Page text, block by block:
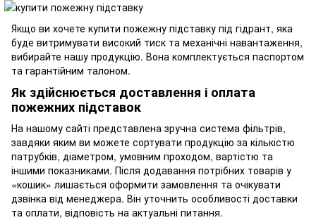
Якщо ви хочете купити пожежну підставку під гідрант, яка
буде витримувати високий тиск та механічні навантаження,
вибирайте нашу продукцію. Вона комплектується паспортом
та гарантійним талоном.
Як здійснюється доставлення і оплата
пожежних підставок
На нашому сайті представлена зручна система фільтрів,
завдяки яким ви можете сортувати продукцію за кількістю
патрубків, діаметром, умовним проходом, вартістю та
іншими показниками. Після додавання потрібних товарів у
«кошик» лишається оформити замовлення та очікувати
дзвінка від менеджера. Він уточнить особливості доставки
та оплати, відповість на актуальні питання.